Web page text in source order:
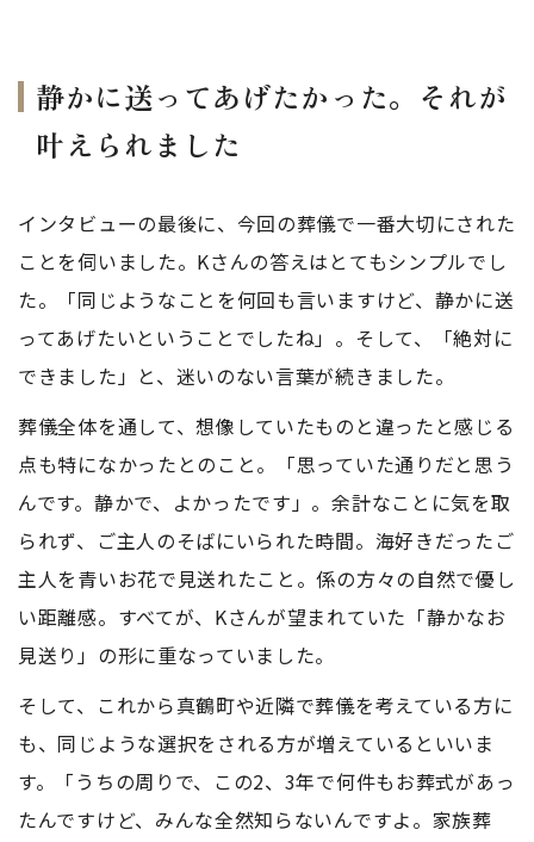
静かに送ってあげたかった。それが
叶えられました
インタビューの最後に、今回の葬儀で一番大切にされた
ことを伺いました。Kさんの答えはとてもシンプルでし
た。「同じようなことを何回も言いますけど、静かに送
ってあげたいということでしたね」。そして、「絶対に
できました」と、迷いのない言葉が続きました。
葬儀全体を通して、想像していたものと違ったと感じる
点も特になかったとのこと。「思っていた通りだと思う
んです。静かで、よかったです」。余計なことに気を取
られず、ご主人のそばにいられた時間。海好きだったご
主人を青いお花で見送れたこと。係の方々の自然で優し
い距離感。すべてが、Kさんが望まれていた「静かなお
見送り」の形に重なっていました。
そして、これから真鶴町や近隣で葬儀を考えている方に
も、同じような選択をされる方が増えているといいま
す。「うちの周りで、この2、3年で何件もお葬式があっ
たんですけど、みんな全然知らないんですよ。家族葬